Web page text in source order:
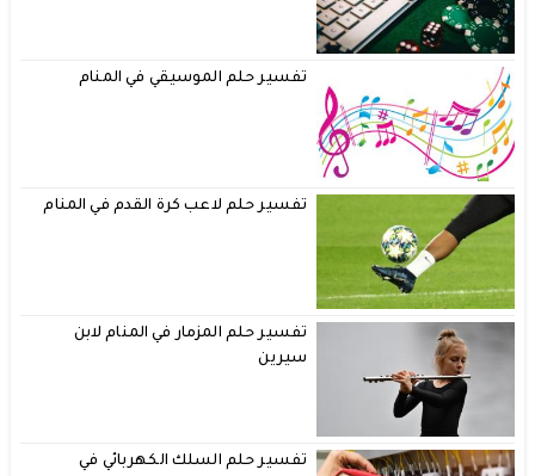
تفسير حلم الموسيقي في المنام
تفسير حلم لاعب كرة القدم في المنام
تفسير حلم المزمار في المنام لابن
سيرين
تفسير حلم السلك الكهربائي في